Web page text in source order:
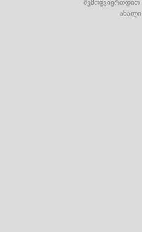
შემოგვიერთდით
ახალი